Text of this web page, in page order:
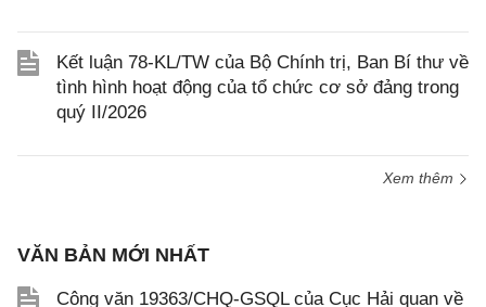
Kết luận 78-KL/TW của Bộ Chính trị, Ban Bí thư về
tình hình hoạt động của tổ chức cơ sở đảng trong
quý II/2026
Xem thêm
VĂN BẢN MỚI NHẤT
Công văn 19363/CHQ-GSQL của Cục Hải quan về